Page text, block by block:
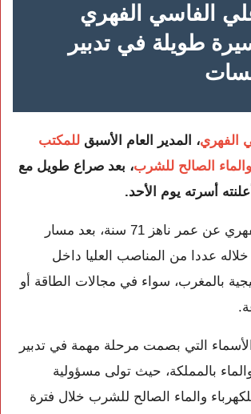
الفاسي الفهري
طويلة في تدبير
الفهري، المدير العام الأسبق للمكتب
الصالح للشرب، بعد صراع طويل مع
أسرته يوم الأحد.
ورحل الفاسي الفهري عن عمر ناهز 71 سنة، بعد مسار
عددا من المناصب العليا داخل
بالمغرب، سواء في مجالات الطاقة أو
التي بصمت مرحلة مهمة في تدبير
بالمملكة، حيث تولى مسؤولية
والماء الصالح للشرب خلال فترة